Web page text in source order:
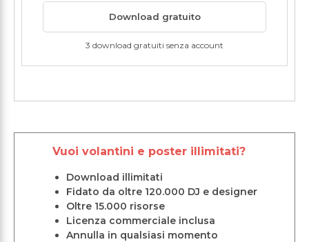
Download gratuito
3 download gratuiti senza account
Vuoi volantini e poster illimitati?
Download illimitati
Fidato da oltre 120.000 DJ e designer
Oltre 15.000 risorse
Licenza commerciale inclusa
Annulla in qualsiasi momento